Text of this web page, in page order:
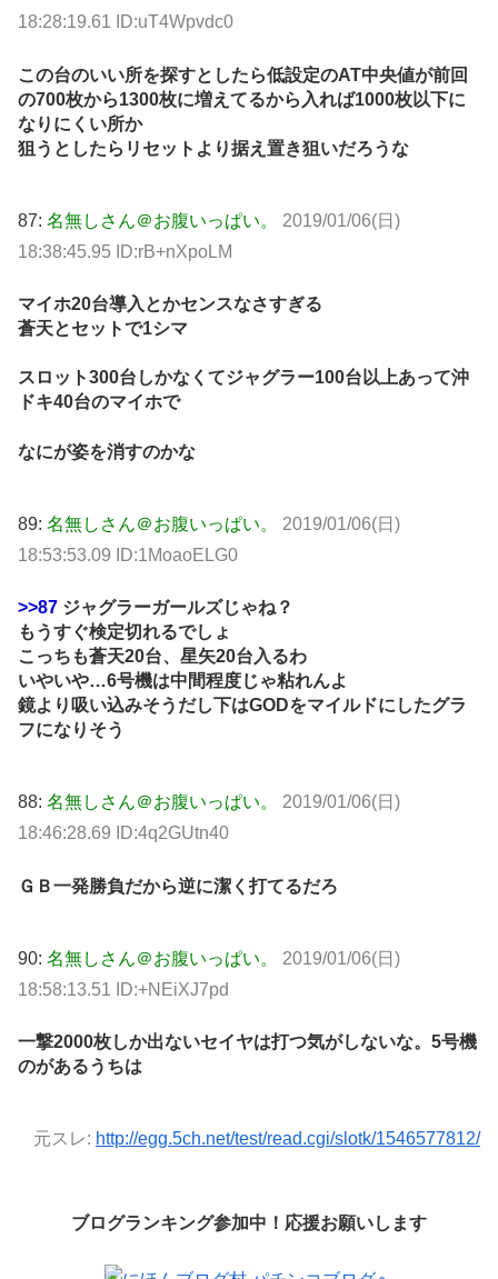
18:28:19.61 ID:uT4Wpvdc0
この台のいい所を探すとしたら低設定のAT中央値が前回
の700枚から1300枚に増えてるから入れば1000枚以下に
なりにくい所か
狙うとしたらリセットより据え置き狙いだろうな
87: 名無しさん＠お腹いっぱい。
2019/01/06(日)
18:38:45.95 ID:rB+nXpoLM
マイホ20台導入とかセンスなさすぎる
蒼天とセットで1シマ
スロット300台しかなくてジャグラー100台以上あって沖
ドキ40台のマイホで
なにが姿を消すのかな
89: 名無しさん＠お腹いっぱい。
2019/01/06(日)
18:53:53.09 ID:1MoaoELG0
>>87 ジャグラーガールズじゃね？
もうすぐ検定切れるでしょ
こっちも蒼天20台、星矢20台入るわ
いやいや…6号機は中間程度じゃ粘れんよ
鏡より吸い込みそうだし下はGODをマイルドにしたグラ
フになりそう
88: 名無しさん＠お腹いっぱい。
2019/01/06(日)
18:46:28.69 ID:4q2GUtn40
ＧＢ一発勝負だから逆に潔く打てるだろ
90: 名無しさん＠お腹いっぱい。
2019/01/06(日)
18:58:13.51 ID:+NEiXJ7pd
一撃2000枚しか出ないセイヤは打つ気がしないな。5号機
のがあるうちは
元スレ: http://egg.5ch.net/test/read.cgi/slotk/1546577812/
ブログランキング参加中！応援お願いします